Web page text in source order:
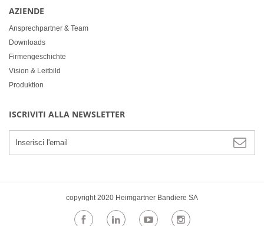
AZIENDE
Ansprechpartner & Team
Downloads
Firmengeschichte
Vision & Leitbild
Produktion
ISCRIVITI ALLA NEWSLETTER
copyright 2020 Heimgartner Bandiere SA